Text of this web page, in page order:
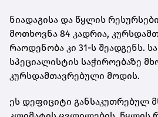
ნიადაგისა და წყლის
მოთხოვნა 84 კადრია,
რაოდენობა კი 31-ს შეადგენს.
სპეციალისტის საჭიროებაზე
კურსდამთავრებული მოდის.
ეს დეფიციტი განსაკუთრებულ